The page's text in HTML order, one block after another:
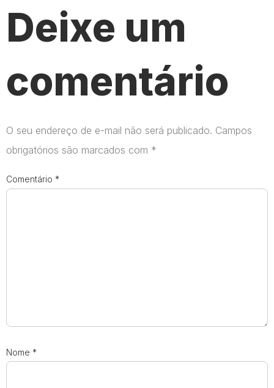
Deixe um
comentário
O seu endereço de e-mail não será publicado. Campos
obrigatórios são marcados com *
Comentário *
Nome *